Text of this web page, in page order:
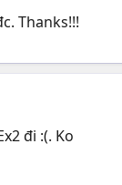
Thanks!!!
đi :(. Ko